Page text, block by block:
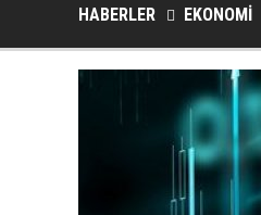
HABERLER EKONOMİ